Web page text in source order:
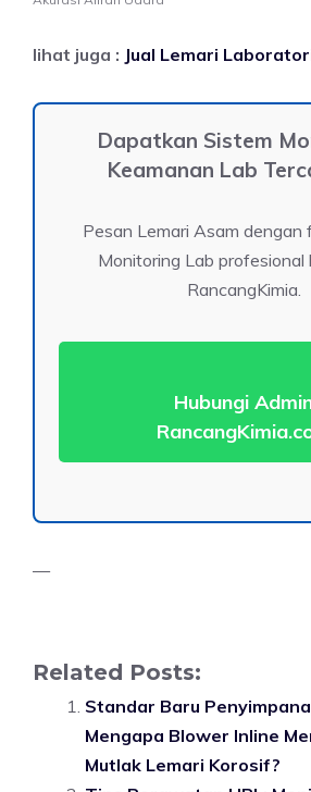
lihat juga : Jual Lemari
Dapatkan Sistem
Keamanan Lab
Pesan Lemari Asam dengan
Monitoring Lab profesional
RancangKimia.
Hubungi
—
Related Posts:
Standar Baru
Mengapa Blower Inline
Mutlak Lemari Korosif?